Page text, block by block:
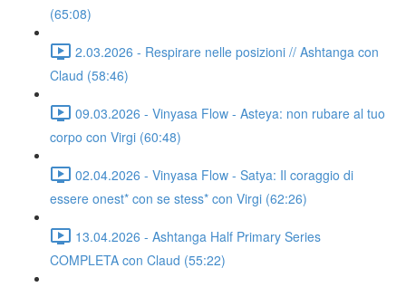
(65:08)
2.03.2026 - Respirare nelle posizioni // Ashtanga con
Claud (58:46)
09.03.2026 - Vinyasa Flow - Asteya: non rubare al tuo
corpo con Virgi (60:48)
02.04.2026 - Vinyasa Flow - Satya: Il coraggio di
essere onest* con se stess* con Virgi (62:26)
13.04.2026 - Ashtanga Half Primary Series
COMPLETA con Claud (55:22)